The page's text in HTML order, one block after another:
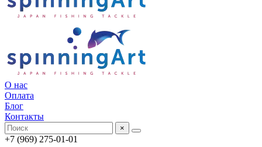
О нас
Оплата
Блог
Контакты
×
+7 (969) 275-01-01